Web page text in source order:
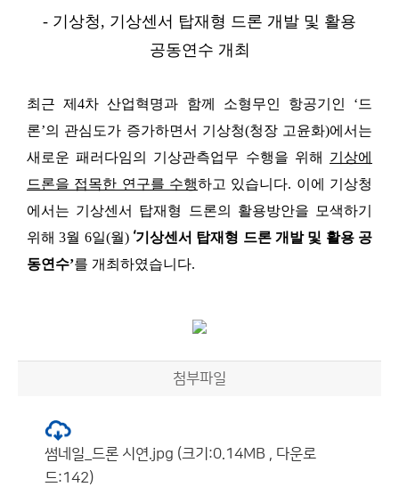
- 기상청, 기상센서 탑재형 드론 개발 및 활용
공동연수 개최
최근 제4차 산업혁명과 함께 소형무인 항공기인 ‘드
론’의 관심도가 증가하면서 기상청(청장 고윤화)에서는
새로운 패러다임의 기상관측업무 수행을 위해 기상에
드론을 접목한 연구를 수행하고 있습니다. 이에 기상청
에서는 기상센서 탑재형 드론의 활용방안을 모색하기
위해3월 6일(월) ‘기상센서 탑재형 드론 개발 및 활용 공
동연수’를 개최하였습니다.
첨부파일
썸네일_드론 시연.jpg (크기:0.14MB , 다운로
드:142)